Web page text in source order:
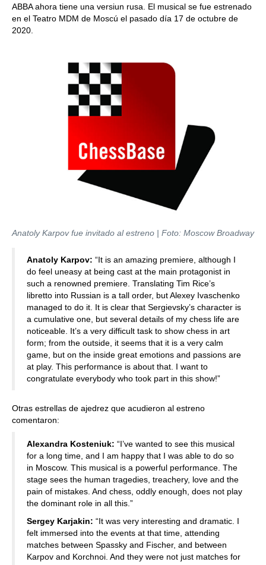
ABBA ahora tiene una versiun rusa. El musical se fue estrenado
en el Teatro MDM de Moscú el pasado día 17 de octubre de
2020.
Anatoly Karpov fue invitado al estreno | Foto: Moscow Broadway
Anatoly Karpov: “It is an amazing premiere, although I
do feel uneasy at being cast at the main protagonist in
such a renowned premiere. Translating Tim Rice’s
libretto into Russian is a tall order, but Alexey Ivaschenko
managed to do it. It is clear that Sergievsky’s character is
a cumulative one, but several details of my chess life are
noticeable. It’s a very difficult task to show chess in art
form; from the outside, it seems that it is a very calm
game, but on the inside great emotions and passions are
at play. This performance is about that. I want to
congratulate everybody who took part in this show!”
Otras estrellas de ajedrez que acudieron al estreno
comentaron:
Alexandra Kosteniuk: “I’ve wanted to see this musical
for a long time, and I am happy that I was able to do so
in Moscow. This musical is a powerful performance. The
stage sees the human tragedies, treachery, love and the
pain of mistakes. And chess, oddly enough, does not play
the dominant role in all this.”
Sergey Karjakin: “It was very interesting and dramatic. I
felt immersed into the events at that time, attending
matches between Spassky and Fischer, and between
Karpov and Korchnoi. And they were not just matches for